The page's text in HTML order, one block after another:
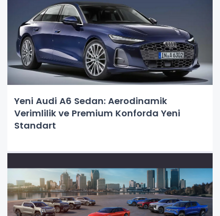
Yeni Audi A6 Sedan: Aerodinamik
Verimlilik ve Premium Konforda Yeni
Standart